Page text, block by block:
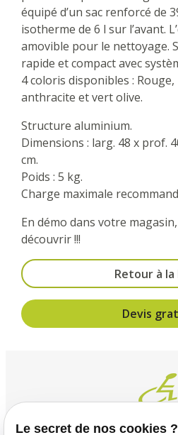
équipé d’un sac renforcé de
isotherme de 6 l sur l’avant.
amovible pour le nettoyage.
rapide et compact avec
4 coloris disponibles :
anthracite et vert olive.
Structure aluminium.
Dimensions : larg. 48 x prof.
cm.
Poids : 5 kg.
Charge maximale
En démo dans votre
découvrir !!!
Retour à
Devis
Le secret de nos cookies ?